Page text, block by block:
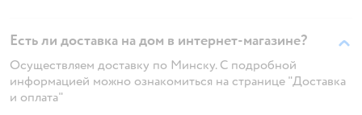
Есть ли доставка на дом в интернет-магазине?
Осуществляем доставку по Минску. С подробной
информацией можно ознакомиться на странице "Доставка
и оплата"